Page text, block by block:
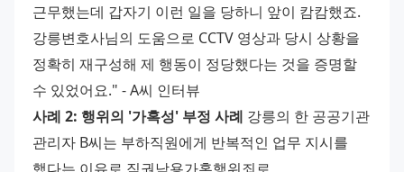
근무했는데 갑자기 이런 일을 당하니 앞이 캄캄했죠.
강릉변호사님의 도움으로 CCTV 영상과 당시 상황을
정확히 재구성해 제 행동이 정당했다는 것을 증명할
수 있었어요." - A씨 인터뷰
사례 2: 행위의 '가혹성' 부정 사례 강릉의 한 공공기관
관리자 B씨는 부하직원에게 반복적인 업무 지시를